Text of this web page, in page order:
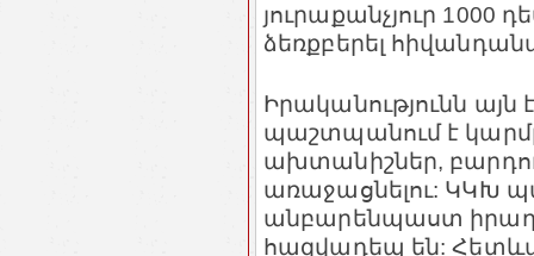
յուրաքանչյուր 1000
ձեռքբերել
Իրականությունն
պաշտպանում է
ախտանիշներ,
առաջացնելու: ԿԿԽ
անբարենպաստ
հազվադեպ են: